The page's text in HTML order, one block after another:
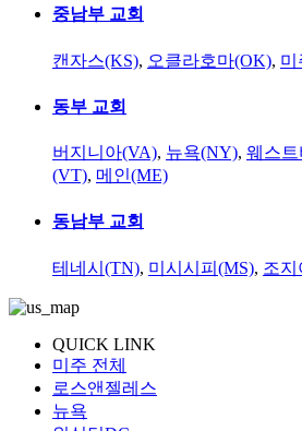
중남부 교회
캔자스(KS), 오클라호마(OK), 미
동부 교회
버지니아(VA), 뉴욕(NY), 웨스
(VT), 메인(ME)
동남부 교회
테네시(TN), 미시시피(MS), 조지
QUICK LINK
미주 전체
로스앤젤레스
뉴욕